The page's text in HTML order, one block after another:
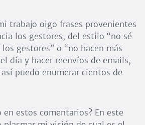
trabajo oigo frases provenientes
los gestores, del estilo “no sé
gestores” o “no hacen más
día y hacer reenvíos de emails,
puedo enumerar cientos de
en estos comentarios? En este